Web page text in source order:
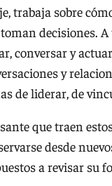
trabaja sobre
decisiones.
conversar y
y
de liderar, de
que traen
desde
a revisar su